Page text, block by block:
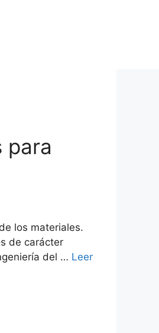
para
los materiales.
de carácter
del … Leer